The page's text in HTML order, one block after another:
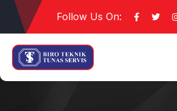
Follow Us On: